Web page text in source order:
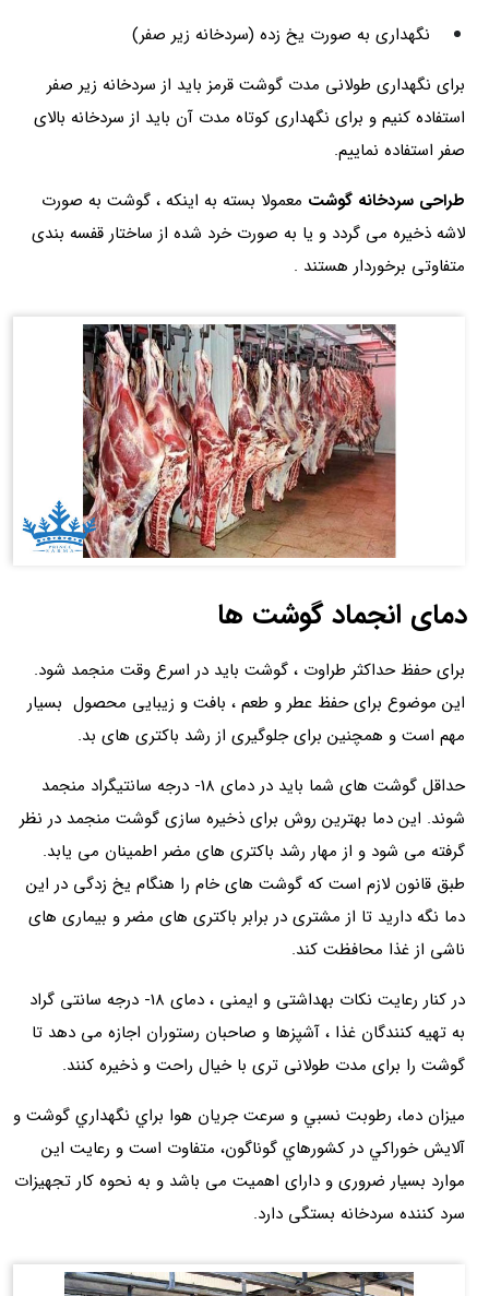
نگهداری به صورت یخ زده (سردخانه زیر صفر)
برای نگهداری طولانی مدت گوشت قرمز باید از سردخانه زیر صفر
استفاده کنیم و برای نگهداری کوتاه مدت آن باید از سردخانه بالای
صفر استفاده نماییم.
طراحی سردخانه گوشت معمولا بسته به اینکه ، گوشت به صورت
لاشه ذخیره می گردد و یا به صورت خرد شده از ساختار قفسه بندی
متفاوتی برخوردار هستند .
دمای انجماد گوشت ها
برای حفظ حداکثر طراوت ، گوشت باید در اسرع وقت منجمد شود.
این موضوع برای حفظ عطر و طعم ، بافت و زیبایی محصول بسیار
مهم است و همچنین برای جلوگیری از رشد باکتری های بد.
حداقل گوشت های شما باید در دمای 18- درجه سانتیگراد منجمد
شوند. این دما بهترین روش برای ذخیره سازی گوشت منجمد در نظر
گرفته می شود و از مهار رشد باکتری های مضر اطمینان می یابد.
طبق قانون لازم است كه گوشت های خام را هنگام یخ زدگی در این
دما نگه دارید تا از مشتری در برابر باكتری های مضر و بیماری های
ناشی از غذا محافظت كند.
در کنار رعایت نکات بهداشتی و ایمنی ، دمای 18- درجه سانتی گراد
به تهیه کنندگان غذا ، آشپزها و صاحبان رستوران اجازه می دهد تا
گوشت را برای مدت طولانی تری با خیال راحت و ذخیره کنند.
ميزان دما، رطوبت نسبي و سرعت جريان هوا براي نگهداري گوشت و
آلايش خوراكي در كشورهاي گوناگون، متفاوت است و رعایت این
موارد بسیار ضروری و دارای اهمیت می باشد و به نحوه كار تجهيزات
سرد كننده سردخانه بستگی دارد.